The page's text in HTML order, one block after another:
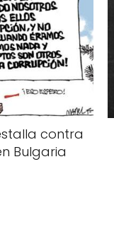
contra
Bulgaria